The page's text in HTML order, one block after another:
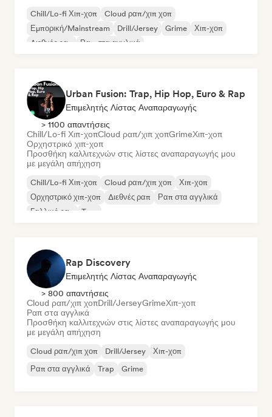
Chill/Lo-fi Χιπ-χοπ
Cloud ραπ/χιπ χοπ
Εμπορική/Mainstream
Drill/Jersey Grime
Χιπ-χοπ
Διεθνές ραπ
Ραπ στα αγγλικά
Urban Fusion: Trap, Hip Hop, Euro & Rap
Επιμελητής Λίστας Αναπαραγωγής
> 1100 απαντήσεις
Chill/Lo-fi Χιπ-χοπCloud ραπ/χιπ χοπGrimeΧιπ-χοπ
Ορχηστρικό χιπ-χοπ
Προσθήκη καλλιτεχνών στις λίστες αναπαραγωγής μου
με μεγάλη απήχηση
Chill/Lo-fi Χιπ-χοπ Cloud ραπ/χιπ χοπ
Χιπ-χοπ
Ορχηστρικό χιπ-χοπ
Διεθνές ραπ
Ραπ στα αγγλικά
Γαλλικό ραπ
Trap
Rap Discovery
Επιμελητής Λίστας Αναπαραγωγής
> 800 απαντήσεις
Cloud ραπ/χιπ χοπDrill/JerseyGrimeΧιπ-χοπ
Ραπ στα αγγλικά
Προσθήκη καλλιτεχνών στις λίστες αναπαραγωγής μου
με μεγάλη απήχηση
Cloud ραπ/χιπ χοπ Drill/Jersey
Χιπ-χοπ
Ραπ στα αγγλικά
Trap Grime